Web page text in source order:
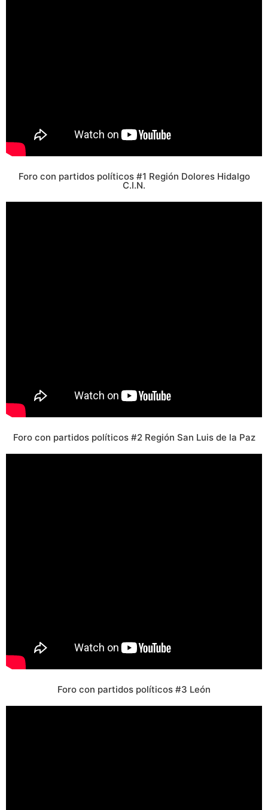
Foro con partidos políticos #1 Región Dolores Hidalgo
C.I.N.
Foro con partidos políticos #2 Región San Luis de la Paz
Foro con partidos políticos #3 León